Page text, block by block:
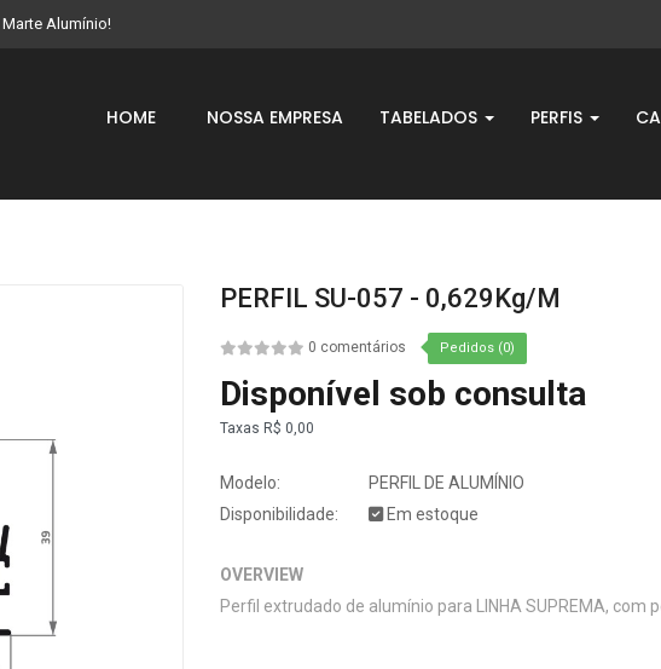
Alumínio!
HOME NOSSA EMPRESA TABELADOS PERFIS
PERFIL SU-057 - 0,629Kg/m
0 comentários Pedidos (0)
Disponível sob consulta
Taxas R$ 0,00
Modelo:
PERFIL DE ALUMÍNIO
Disponibilidade:
Em estoque
OVERVIEW
Perfil extrudado de alumínio para LINHA SUPREMA, com